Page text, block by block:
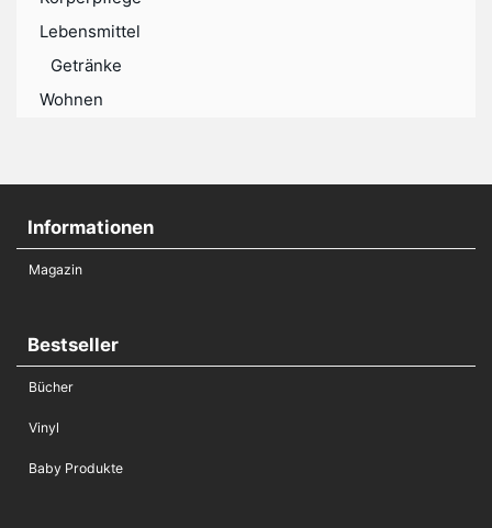
Lebensmittel
Getränke
Wohnen
Informationen
Magazin
Bestseller
Bücher
Vinyl
Baby Produkte